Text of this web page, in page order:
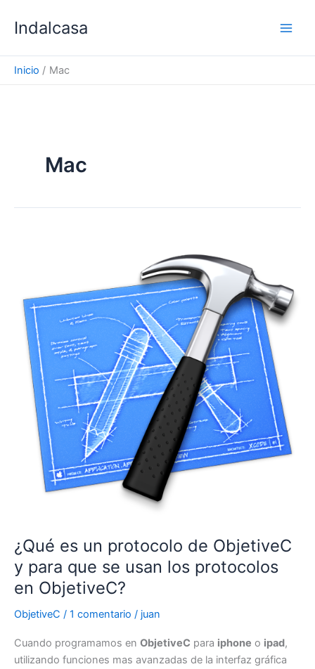
Indalcasa
Inicio Mac
Mac
¿Qué es un protocolo de ObjetiveC
y para que se usan los protocolos
en ObjetiveC?
ObjetiveC / 1 comentario / juan
Cuando programamos en ObjetiveC para iphone o ipad,
utilizando funciones mas avanzadas de la interfaz gráfica